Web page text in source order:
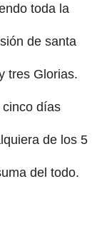
toda la
de santa
tres Glorias.
días
de los 5
del todo.